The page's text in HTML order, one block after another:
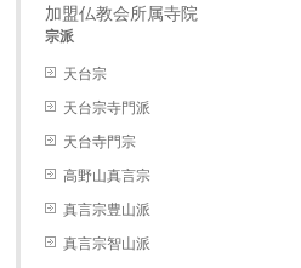
加盟仏教会所属寺院
宗派
天台宗
天台宗寺門派
天台寺門宗
高野山真言宗
真言宗豊山派
真言宗智山派